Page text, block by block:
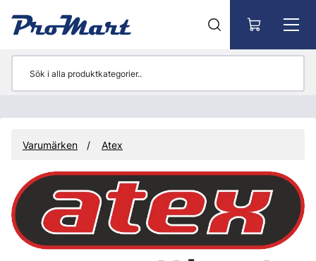
Varumärken Atex